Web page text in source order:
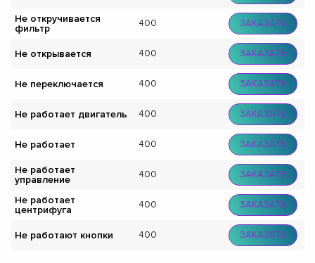
Не откручивается
фильтр
400 ЗАКАЗАТЬ
Не открывается 400 ЗАКАЗАТЬ
Не переключается 400 ЗАКАЗАТЬ
Не работает двигатель 400 ЗАКАЗАТЬ
Не работает 400 ЗАКАЗАТЬ
Не работает
управление
400 ЗАКАЗАТЬ
Не работает
центрифуга
400 ЗАКАЗАТЬ
Не работают кнопки 400 ЗАКАЗАТЬ